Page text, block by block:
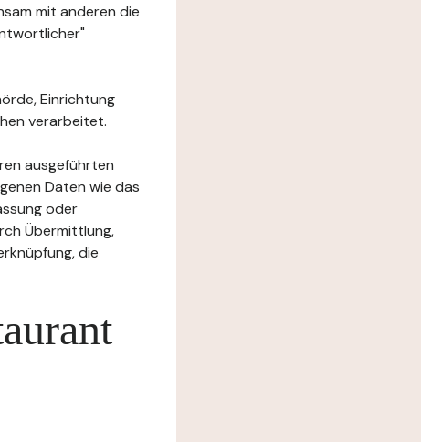
mit anderen die
Einrichtung
verarbeitet.
ausgeführten
Daten wie das
oder
Übermittlung,
die